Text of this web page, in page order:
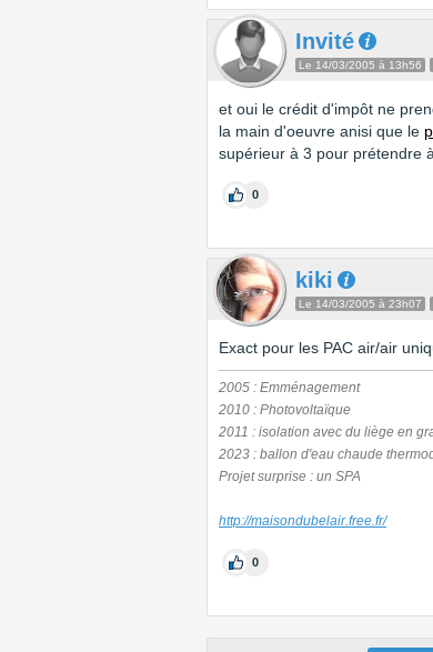
Invité
Le 14/03/2005 à 13h56
et oui le crédit d'impôt ne
la main d'oeuvre anisi que le
supérieur à 3 pour prétendre
0
kiki
Le 14/03/2005 à 23h07
Exact pour les PAC air/air
2005 : Emménagement
2010 : Photovoltaïque
2011 : isolation avec du liège en
2023 : ballon d'eau chaude
Projet surprise : un SPA
http://maisondubelair.free.fr/
0